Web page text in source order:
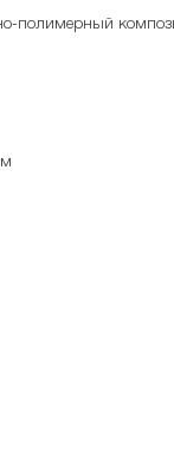
полимерный